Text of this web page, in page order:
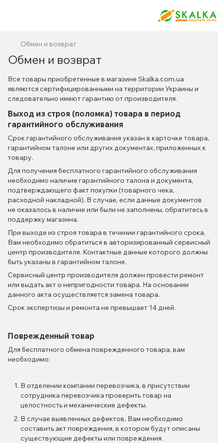
Обмен и возврат
Обмен и возврат
Все товары приобретенные в магазине Skalka.com.ua
являются сертифицированными на территории Украины и
следовательно имеют гарантию от производителя.
Выход из строя (поломка) товара в период
гарантийного обслуживания
Срок гарантийного обслуживания указан в карточке товара,
гарантийном талоне или других документах, приложенных к
товару.
Для получения бесплатного гарантийного обслуживания
необходимо наличие гарантийного талона и документа,
подтверждающего факт покупки (товарного чека,
расходной накладной). В случае, если данные документов
не оказалось в наличие или были не заполнены, обратитесь в
поддержку магазина.
При выходе из строя товара в течении гарантийного срока,
Вам необходимо обратиться в авторизированный сервисный
центр производителя. Контактные данные которого должны
быть указаны в гарантийном талоне.
Сервисный центр производителя должен провести ремонт
или выдать акт о непригодности товара. На основании
данного акта осуществляется замена товара.
Срок экспертизы и ремонта не превышает 14 дней.
Поврежденный товар
Для бесплатного обмена поврежденного товара, вам
необходимо:
В отделении компании перевозчика, в присутствии
сотрудника перевозчика проверить товар на
целостность и механические дефекты.
В случае выявленных дефектов, Вам необходимо
составить акт повреждения, в котором будут описаны
существующие дефекты или повреждения.